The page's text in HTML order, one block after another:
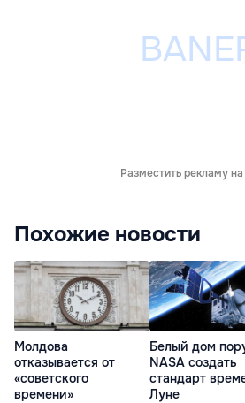
Разместить рекламу
Похожие новости
Молдова
отказывается от
«советского
времени»
Белый дом
NASA создать
стандарт
Луне